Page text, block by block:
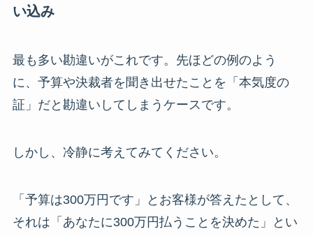
い込み
最も多い勘違いがこれです。先ほどの例のよう
に、予算や決裁者を聞き出せたことを「本気度の
証」だと勘違いしてしまうケースです。
しかし、冷静に考えてみてください。
「予算は300万円です」とお客様が答えたとして、
それは「あなたに300万円払うことを決めた」とい